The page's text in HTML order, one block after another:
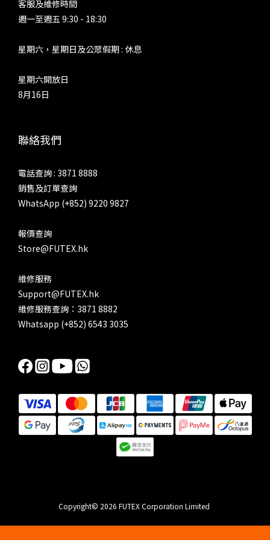
立即購買
客服及維修時間
週一至週五 9:30 - 18:30
星期六，星期日及公眾假期 : 休息
星期六開放日
8月16日
聯絡我們
電話查詢 : 3871 8888
銷售及訂單查詢
WhatsApp (+852) 9220 9827
報價查詢
Store@FUTEX.hk
維修服務
Support@FUTEX.hk
維修服務查詢：3871 8882
Whatsapp (+852) 6543 3035
Copyright© 2026 FUTEX Corporation Limited